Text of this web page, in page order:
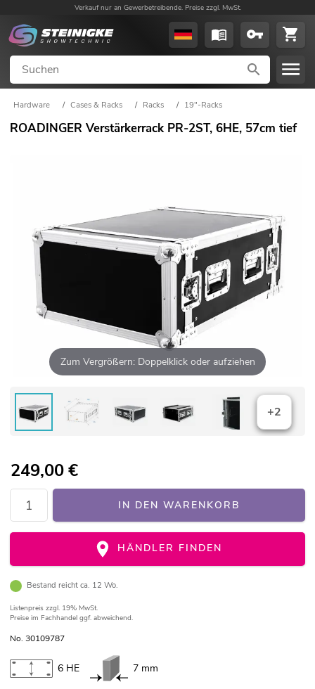
Verkauf nur an Gewerbetreibende. Preise zzgl. MwSt.
Hardware / Cases & Racks / Racks / 19"-Racks
ROADINGER Verstärkerrack PR-2ST, 6HE, 57cm tief
Zum Vergrößern: Doppelklick oder aufziehen
+2
249,00€
IN DEN WARENKORB
HÄNDLER FINDEN
Bestand reicht ca. 12 Wo.
Listenpreis zzgl. 19% MwSt.
Preise im Fachhandel ggf. abweichend.
No. 30109787
6 HE 7 mm